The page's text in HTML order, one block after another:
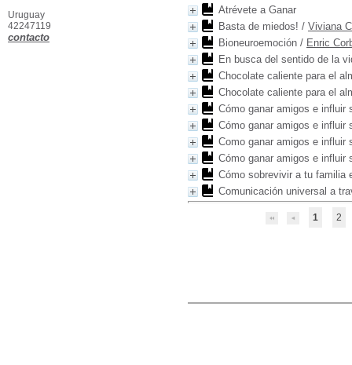
Atrévete a Ganar
Basta de miedos! / Viviana
Bioneuroemoción / Enric
En busca del sentido de la
Chocolate caliente para el
Chocolate caliente para el
Cómo ganar amigos e influir
Cómo ganar amigos e influir
Como ganar amigos e influir
Cómo ganar amigos e influir
Cómo sobrevivir a tu familia
Comunicación universal a
1 2
Uruguay
42247119
contacto